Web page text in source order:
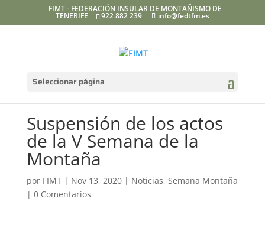
FIMT - FEDERACIÓN INSULAR DE MONTAÑISMO DE
TENERIFE 922 882 239 info@fedtfm.es
Seleccionar página
Suspensión de los actos
de la V Semana de la
Montaña
por FIMT| Nov 13, 2020| Noticias, Semana Montaña
| 0 Comentarios